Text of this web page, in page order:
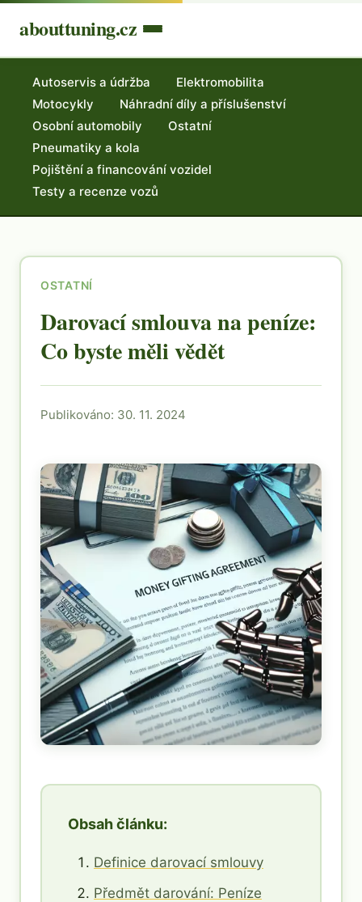
abouttuning.cz
Autoservis a údržba
Elektromobilita
Motocykly
Náhradní díly a příslušenství
Osobní automobily
Ostatní
Pneumatiky a kola
Pojištění a financování vozidel
Testy a recenze vozů
OSTATNÍ
Darovací smlouva na peníze:
Co byste měli vědět
Publikováno: 30. 11. 2024
Obsah článku:
Definice darovací smlouvy
Předmět darování: Peníze